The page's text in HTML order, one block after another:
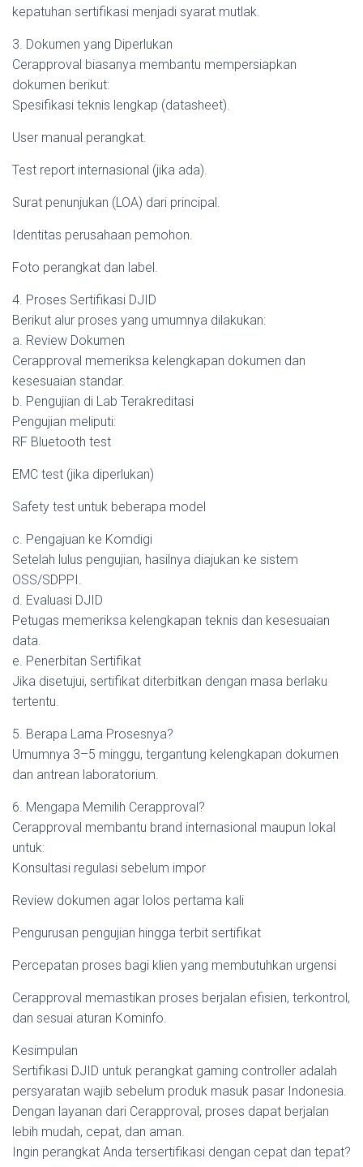
kepatuhan sertifikasi menjadi syarat mutlak.
3. Dokumen yang Diperlukan
Cerapproval biasanya membantu mempersiapkan
dokumen berikut:
Spesifikasi teknis lengkap (datasheet).
User manual perangkat.
Test report internasional (jika ada).
Surat penunjukan (LOA) dari principal.
Identitas perusahaan pemohon.
Foto perangkat dan label.
4. Proses Sertifikasi DJID
Berikut alur proses yang umumnya dilakukan:
a. Review Dokumen
Cerapproval memeriksa kelengkapan dokumen dan
kesesuaian standar.
b. Pengujian di Lab Terakreditasi
Pengujian meliputi:
RF Bluetooth test
EMC test (jika diperlukan)
Safety test untuk beberapa model
c. Pengajuan ke Komdigi
Setelah lulus pengujian, hasilnya diajukan ke sistem
OSS/SDPPI.
d. Evaluasi DJID
Petugas memeriksa kelengkapan teknis dan kesesuaian
data.
e. Penerbitan Sertifikat
Jika disetujui, sertifikat diterbitkan dengan masa berlaku
tertentu.
5. Berapa Lama Prosesnya?
Umumnya 3–5 minggu, tergantung kelengkapan dokumen
dan antrean laboratorium.
6. Mengapa Memilih Cerapproval?
Cerapproval membantu brand internasional maupun lokal
untuk:
Konsultasi regulasi sebelum impor
Review dokumen agar lolos pertama kali
Pengurusan pengujian hingga terbit sertifikat
Percepatan proses bagi klien yang membutuhkan urgensi
Cerapproval memastikan proses berjalan efisien, terkontrol,
dan sesuai aturan Kominfo.
Kesimpulan
Sertifikasi DJID untuk perangkat gaming controller adalah
persyaratan wajib sebelum produk masuk pasar Indonesia.
Dengan layanan dari Cerapproval, proses dapat berjalan
lebih mudah, cepat, dan aman.
Ingin perangkat Anda tersertifikasi dengan cepat dan tepat?